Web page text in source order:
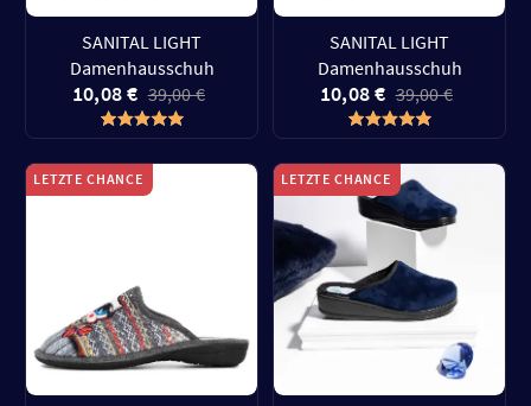
SANITAL LIGHT
Damenhausschuh
10,08 € 39,00 €
SANITAL LIGHT
Damenhausschuh
10,08 € 39,00 €
LETZTE CHANCE LETZTE CHANCE